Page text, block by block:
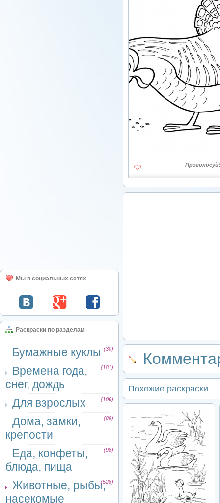
Мы в социальных сетях
Раскраски по разделам
Бумажные куклы (30)
Времена года,
снег, дождь
(181)
Для взрослых (106)
Дома, замки,
крепости
(88)
Еда, конфеты,
блюда, пища
(98)
Животные, рыбы,
насекомые
(528)
Проголосуй!
Похожие раскраски